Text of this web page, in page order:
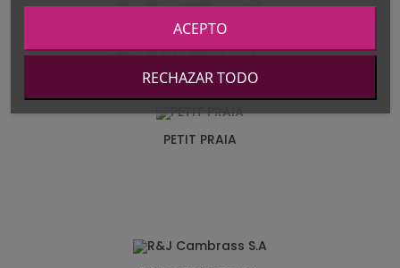
PETIT PRAIA
RECHAZAR TODO
ACEPTO